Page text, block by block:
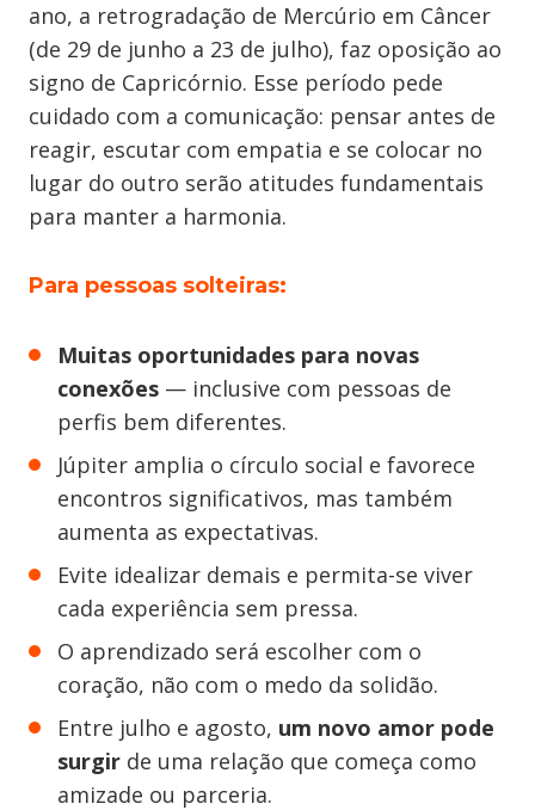
ano, a retrogradação de Mercúrio em Câncer
(de 29 de junho a 23 de julho), faz oposição ao
signo de Capricórnio. Esse período pede
cuidado com a comunicação: pensar antes de
reagir, escutar com empatia e se colocar no
lugar do outro serão atitudes fundamentais
para manter a harmonia.
Para pessoas solteiras:
Muitas oportunidades para novas
conexões — inclusive com pessoas de
perfis bem diferentes.
Júpiter amplia o círculo social e favorece
encontros significativos, mas também
aumenta as expectativas.
Evite idealizar demais e permita-se viver
cada experiência sem pressa.
O aprendizado será escolher com o
coração, não com o medo da solidão.
Entre julho e agosto, um novo amor pode
surgir de uma relação que começa como
amizade ou parceria.